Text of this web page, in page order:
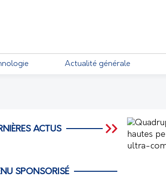
Actualité générale
ACTUS
SPONSORISÉ